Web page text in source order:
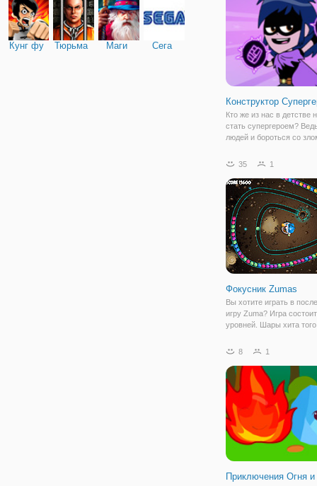
Кунг фу Тюрьма Маги Сега
врагу. Но даже
Конструктор
Кто же из нас в детстве
стать супергероем?
людей и бороться со
серии "Юные Титаны,
превращаться в разных
35 1
Фокусник Zumas
Вы хотите играть в
игру Zuma? Игра
уровней. Шары хита
очки. По крайней мере
Больше того же самого
одном выстреле,
8 1
Приключения Огня